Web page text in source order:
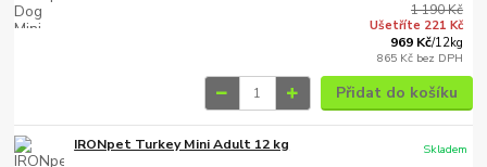
1 190 Kč
Ušetříte 221 Kč
969 Kč/12kg
865 Kč bez DPH
Přidat do košíku
IRONpet Turkey Mini Adult 12 kg
Skladem